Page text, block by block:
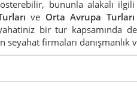
bununla alakalı
ve Orta Avrupa Turları
bir tur kapsamında
seyahat firmaları